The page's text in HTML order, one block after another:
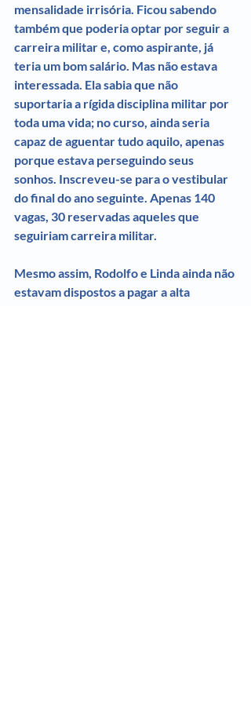
mensalidade irrisória. Ficou sabendo
também que poderia optar por seguir a
carreira militar e, como aspirante, já
teria um bom salário. Mas não estava
interessada. Ela sabia que não
suportaria a rígida disciplina militar por
toda uma vida; no curso, ainda seria
capaz de aguentar tudo aquilo, apenas
porque estava perseguindo seus
sonhos. Inscreveu-se para o vestibular
do final do ano seguinte. Apenas 140
vagas, 30 reservadas aqueles que
seguiriam carreira militar.
Mesmo assim, Rodolfo e Linda ainda não
estavam dispostos a pagar a alta